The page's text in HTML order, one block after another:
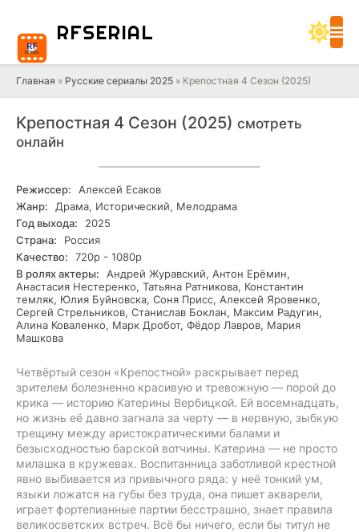
RFSERIAL
Главная » Русские сериалы 2025 » Крепостная 4 Сезон (2025)
Крепостная 4 Сезон (2025) смотреть
онлайн
Режиссер:
Алексей Есаков
Жанр:
Драма, Исторический, Мелодрама
Год выхода:
2025
Страна:
Россия
Качество:
720р - 1080р
В ролях актеры:
Андрей Журавский, Антон Ерёмин,
Анастасия Нестеренко, Татьяна Ратникова, Константин
темляк, Юлия Буйновска, Соня Присс, Алексей Яровенко,
Сергей Стрельников, Станислав Боклан, Максим Радугин,
Алина Коваленко, Марк Дробот, Фёдор Лавров, Мария
Машкова
Четвёртый сезон «Крепостной» раскрывает перед
зрителем болезненно красивую и тревожную — порой до
крика — историю Катерины Вербицкой. Ей восемнадцать,
но жизнь её давно загнала за черту — в нервную, зыбкую
трещину между аристократическими балами и
безысходностью барской вотчины. Катерина — не просто
милашка в кружевах. Воспитанница заботливой крестной
явно выбивается из привычного ряда: у неё тонкий ум,
языки ложатся на губы без труда, она пишет акварели,
играет фортепианные партии бесстрашно, знает правила
великосветских встреч. Всё бы ничего, если бы титул не